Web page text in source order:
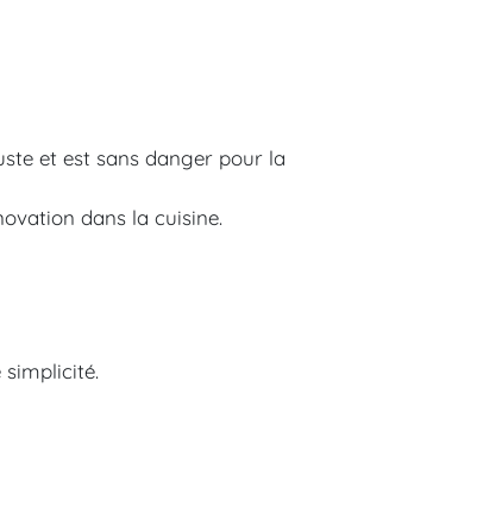
et est sans danger pour la
dans la cuisine.